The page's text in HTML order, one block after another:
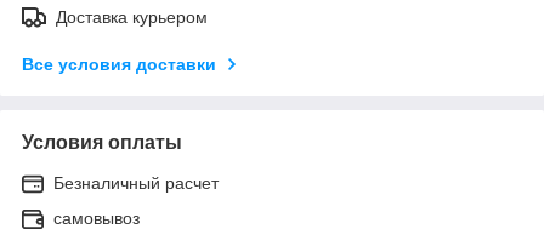
Доставка курьером
Все условия доставки
Условия оплаты
Безналичный расчет
самовывоз